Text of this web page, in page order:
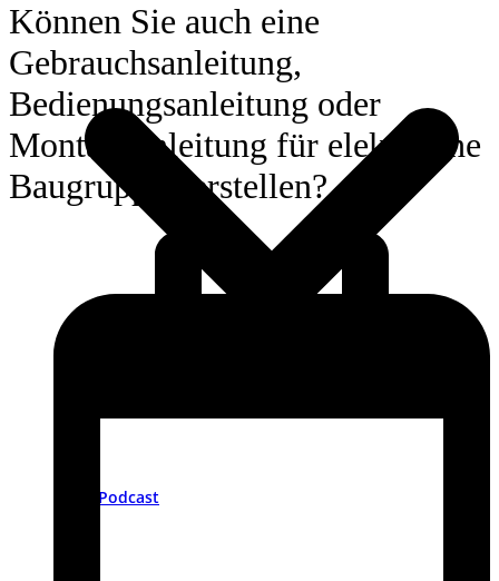
Podcast
Können Sie auch eine
Gebrauchsanleitung,
Bedienungsanleitung oder
Montageanleitung für elektrische
Baugruppen erstellen?